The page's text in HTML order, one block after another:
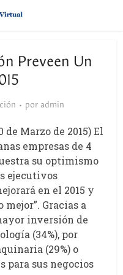
Preveen Un
por admin
de Marzo de 2015) El
empresas de 4
su optimismo
ejecutivos
en el 2015 y
mejor”. Gracias a
inversión de
(34%), por
(29%) o
para sus negocios